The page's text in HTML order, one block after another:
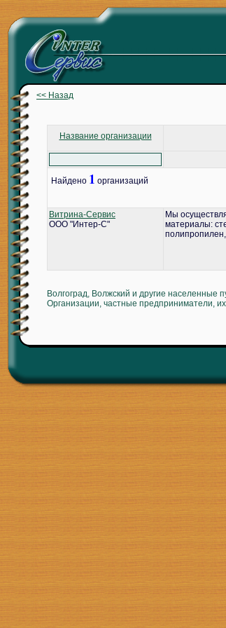
<< Назад
Название организации
Найдено 1 организаций
Витрина-Сервис
ООО "Интер-С"
Мы
материалы:
Волгоград, Волжский и другие населенные
Организации, частные предприниматели,